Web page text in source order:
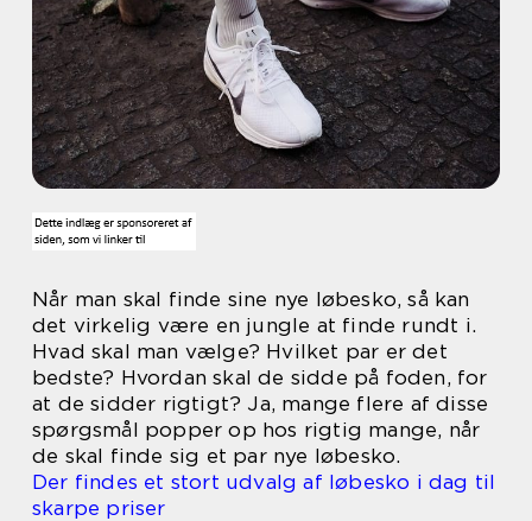
Når man skal finde sine nye løbesko, så kan
det virkelig være en jungle at finde rundt i.
Hvad skal man vælge? Hvilket par er det
bedste? Hvordan skal de sidde på foden, for
at de sidder rigtigt? Ja, mange flere af disse
spørgsmål popper op hos rigtig mange, når
de skal finde sig et par nye løbesko.
Der findes et stort udvalg af løbesko i dag til
skarpe priser